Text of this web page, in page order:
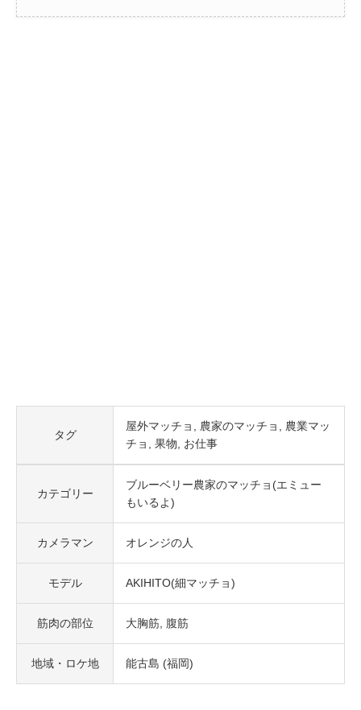
タグ
屋外マッチョ 農家のマッチョ
農業マッ
チョ
果物 お仕事
カテゴリー
ブルーベリー農家のマッチョ(エミュー
もいるよ)
カメラマン オレンジの人
モデル AKIHITO(細マッチョ)
筋肉の部位 大胸筋 腹筋
地域・ロケ地 能古島 (福岡)